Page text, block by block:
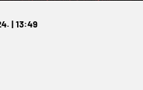
| 13:49